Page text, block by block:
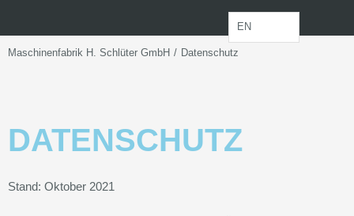
Maschinenfabrik H. Schlüter GmbH / Datenschutz
DATENSCHUTZ
Stand: Oktober 2021
EN